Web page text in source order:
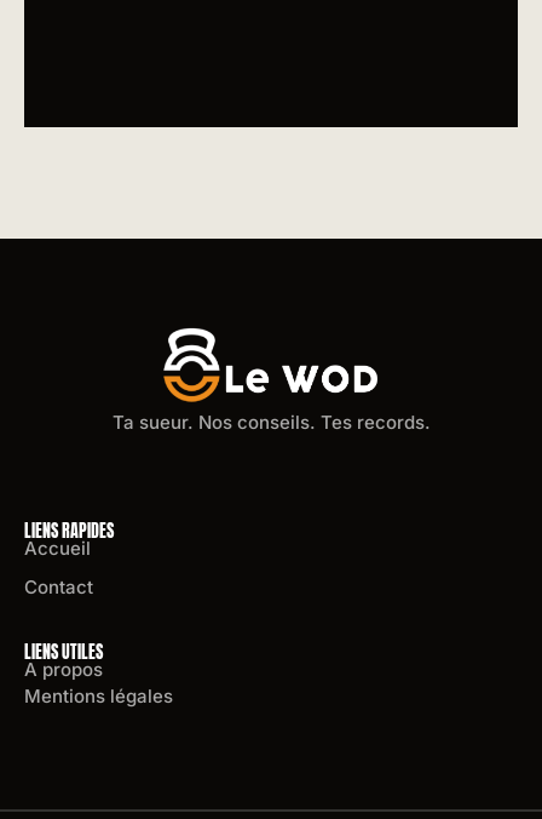
Ta sueur. Nos conseils. Tes records.
LIENS RAPIDES
Accueil
Contact
LIENS UTILES
A propos
Mentions légales